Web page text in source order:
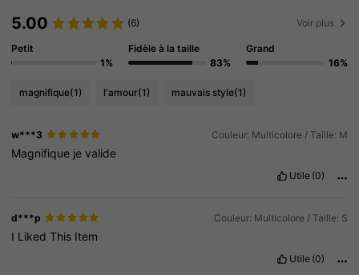
5.00 (6) Voir plus
Petit
1%
Fidèle à la taille
83%
Grand
16%
magnifique(1) l'amour(1) mauvais style(1)
w***3 Couleur: Multicolore / Taille: M
Magnifique jevalide
Utile (0)
d***p Couleur: Multicolore / Taille: S
I LikedThis Item
Utile (0)